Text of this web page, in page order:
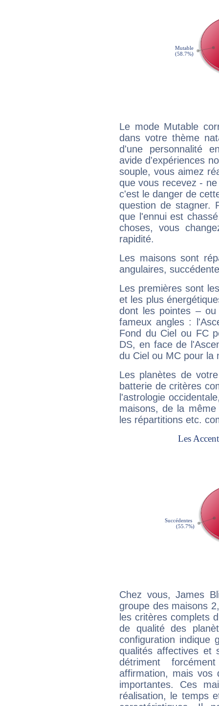
Le mode Mutable
dans votre thème
d'une personnalité
avide d'expériences
souple, vous aimez
que vous recevez -
c'est le danger de
question de stagner.
que l'ennui est
choses, vous
rapidité.
Les maisons sont
angulaires,
Les premières sont
et les plus
dont les pointes –
fameux angles :
Fond du Ciel ou FC
DS, en face de
du Ciel ou MC pour la
Les planètes de
batterie de critères
l'astrologie
maisons, de la
les répartitions etc.
Chez vous, James
groupe des maisons
les critères complets
de qualité des
configuration indique
qualités affectives et
détriment
affirmation, mais
importantes. Ces
réalisation, le temps